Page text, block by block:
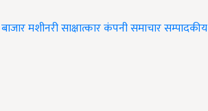
बाजारमशीनरीसाक्षात्कारकंपनी समाचारसम्पादकीय